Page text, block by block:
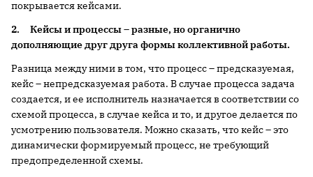
покрывается кейсами.
2. Кейсы и процессы – разные, но органично
дополняющие друг друга формы коллективной работы.
Разница между ними в том, что процесс – предсказуемая,
кейс – непредсказуемая работа. В случае процесса задача
создается, и ее исполнитель назначается в соответствии со
схемой процесса, в случае кейса и то, и другое делается по
усмотрению пользователя. Можно сказать, что кейс – это
динамически формируемый процесс, не требующий
предопределенной схемы.